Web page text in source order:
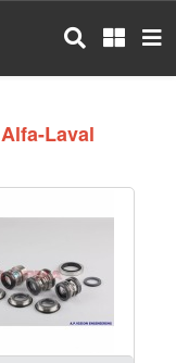
Alfa-Laval